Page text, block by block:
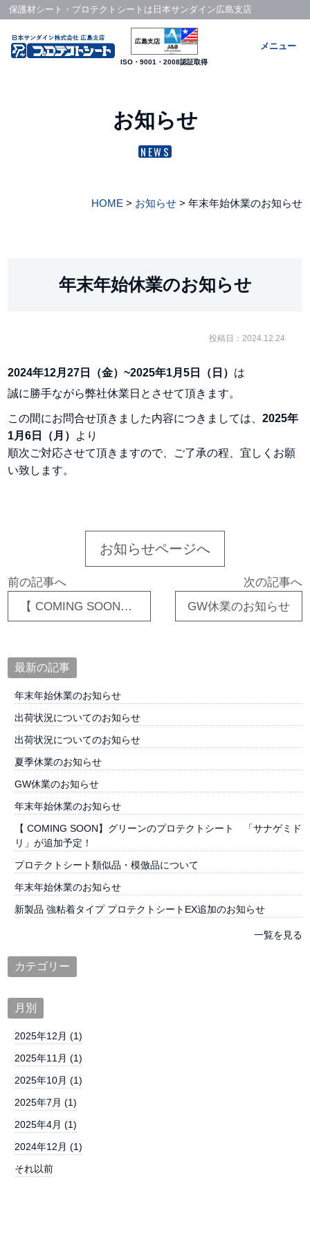
保護材シート・ プロテクトシート は 日本サンダイン広島支店
ISO・9001・2008認証取得
メニュー
お知らせ
NEWS
HOME> お知らせ> 年末年始休業のお知らせ
年末年始休業のお知らせ
投稿日：2024.12.24
2024年12月27日（金）~2025年1月5日（日） は
誠に勝手ながら弊社休業日とさせて頂きます。
この間にお問合せ頂きました内容につきましては、2025年
1月6日（月）
より
順次ご対応させて頂きますので、ご了承の程、宜しくお願
い致します。
お知らせページへ
前の記事へ
【 COMING SOON】グリーンのプロテクトシート 「サナゲミドリ」が追加予定！
次の記事へ
GW休業のお知らせ
最新の記事
年末年始休業のお知らせ
出荷状況についてのお知らせ
出荷状況についてのお知らせ
夏季休業のお知らせ
GW休業のお知らせ
年末年始休業のお知らせ
【 COMING SOON】グリーンのプロテクトシート 「サナゲミド
リ」が追加予定！
プロテクトシート類似品・模倣品について
年末年始休業のお知らせ
新製品 強粘着タイプ プロテクトシートEX追加のお知らせ
一覧を見る
カテゴリー
月別
2025年12月 (1)
2025年11月 (1)
2025年10月 (1)
2025年7月 (1)
2025年4月 (1)
2024年12月 (1)
それ以前